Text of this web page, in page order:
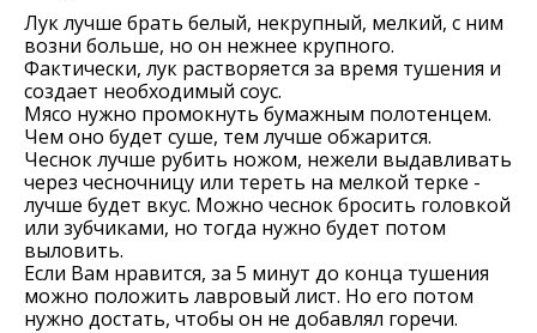
Лук лучше брать белый, некрупный, мелкий, с ним
возни больше, но он нежнее крупного.
Фактически, лук растворяется за время тушения и
создает необходимый соус.
Мясо нужно промокнуть бумажным полотенцем.
Чем оно будет суше, тем лучше обжарится.
Чеснок лучше рубить ножом, нежели выдавливать
через чесночницу или тереть на мелкой терке -
лучше будет вкус. Можно чеснок бросить головкой
или зубчиками, но тогда нужно будет потом
выловить.
Если Вам нравится, за 5 минут до конца тушения
можно положить лавровый лист. Но его потом
нужно достать, чтобы он не добавлял горечи.